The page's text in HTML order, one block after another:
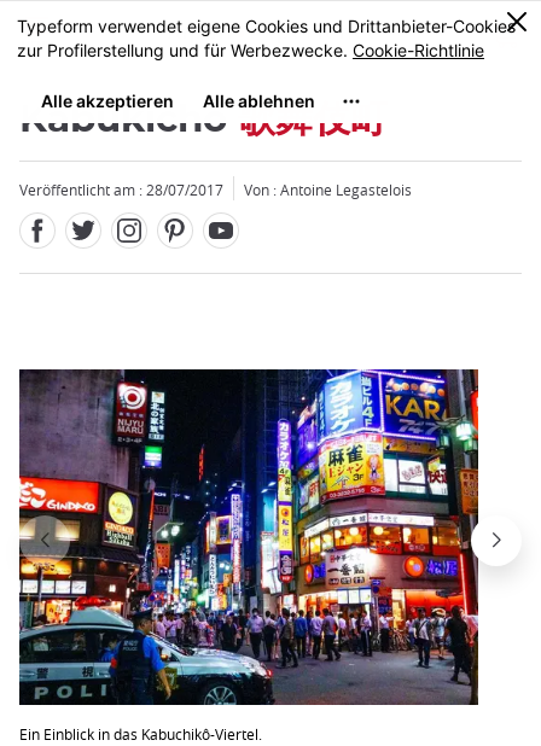
Größe
MENU
0
Kabukicho歌舞伎町
Veröffentlicht am : 28/07/2017 Von : Antoine Legastelois
Ein Einblick in das Kabuchikô-Viertel.
Schließen